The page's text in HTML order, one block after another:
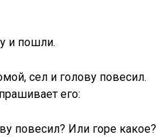
и пошли.
сел и голову повесил.
его:
повесил? Или горе какое?